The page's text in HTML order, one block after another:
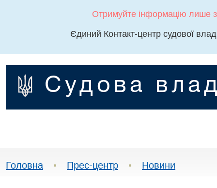
Отримуйте інформацію лише
Єдиний Контакт-центр судової
Судова
Головна • Прес-центр • Новини